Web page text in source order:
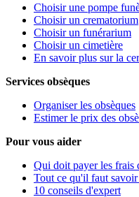
Choisir une pompe
Choisir un crematorium
Choisir un funérarium
Choisir un cimetière
En savoir plus sur la
Services obsèques
Organiser les obsèques
Estimer le prix des
Pour vous aider
Qui doit payer les frais
Tout ce qu'il faut
10 conseils d'expert